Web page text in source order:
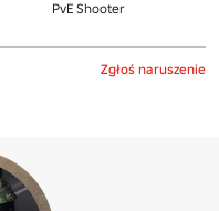
PvE Shooter
Zgłoś naruszenie